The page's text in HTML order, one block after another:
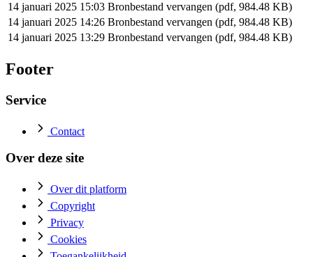
14 januari 2025 15:03 Bronbestand vervangen (pdf, 984.48 KB)
14 januari 2025 14:26 Bronbestand vervangen (pdf, 984.48 KB)
14 januari 2025 13:29 Bronbestand vervangen (pdf, 984.48 KB)
Footer
Service
Contact
Over deze site
Over dit platform
Copyright
Privacy
Cookies